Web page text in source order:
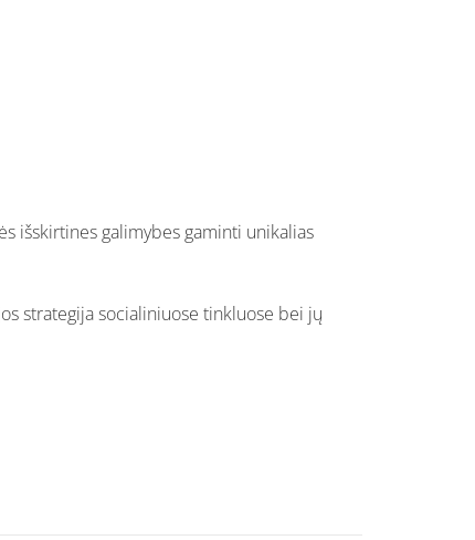
išskirtines galimybes gaminti unikalias
strategija socialiniuose tinkluose bei jų